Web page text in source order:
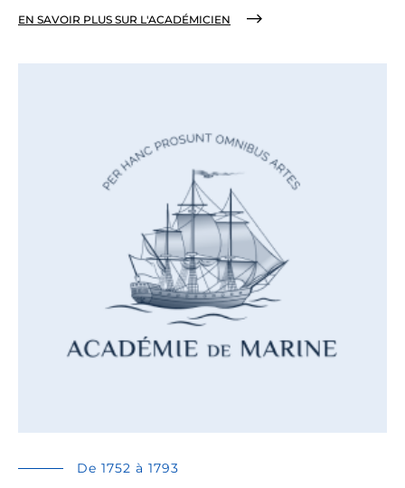
EN SAVOIR PLUS SUR L'ACADÉMICIEN
De 1752 à 1793